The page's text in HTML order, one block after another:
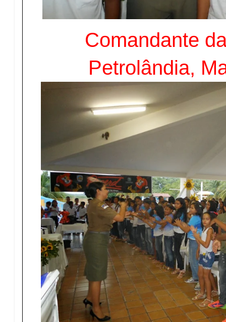
Comandante
Petrolândia,